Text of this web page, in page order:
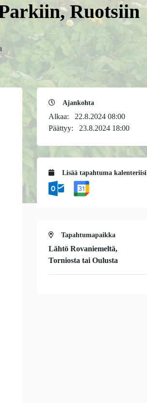
Ruotsiin
Ajankohta
Alkaa: 22.8.2024 08:00
Päättyy: 23.8.2024 18:00
Lisää tapahtuma kalenteriisi
Tapahtumapaikka
Lähtö Rovaniemeltä,
Torniosta tai Oulusta